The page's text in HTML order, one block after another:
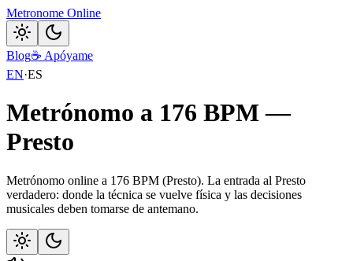
Metronome Online
Blog☕ Apóyame
EN·ES
Metrónomo a 176 BPM —
Presto
Metrónomo online a 176 BPM (Presto). La entrada al Presto
verdadero: donde la técnica se vuelve física y las decisiones
musicales deben tomarse de antemano.